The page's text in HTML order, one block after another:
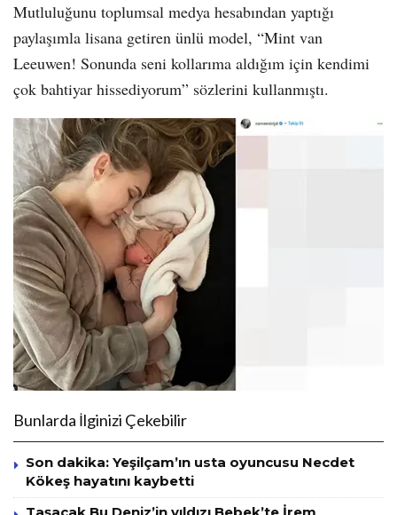
Mutluluğunu toplumsal medya hesabından yaptığı
paylaşımla lisana getiren ünlü model, “Mint van
Leeuwen! Sonunda seni kollarıma aldığım için kendimi
çok bahtiyar hissediyorum” sözlerini kullanmıştı.
Bunlarda İlginizi Çekebilir
Son dakika: Yeşilçam’ın usta oyuncusu Necdet
Kökeş hayatını kaybetti